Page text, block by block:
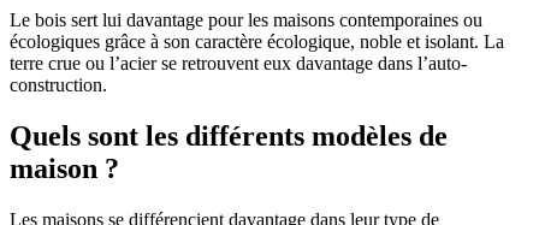
Le bois sert lui davantage pour les maisons contemporaines ou
écologiques grâce à son caractère écologique, noble et isolant. La
terre crue ou l’acier se retrouvent eux davantage dans l’auto-
construction.
Quels sont les différents modèles de
maison ?
Les maisons se différencient davantage dans leur type de